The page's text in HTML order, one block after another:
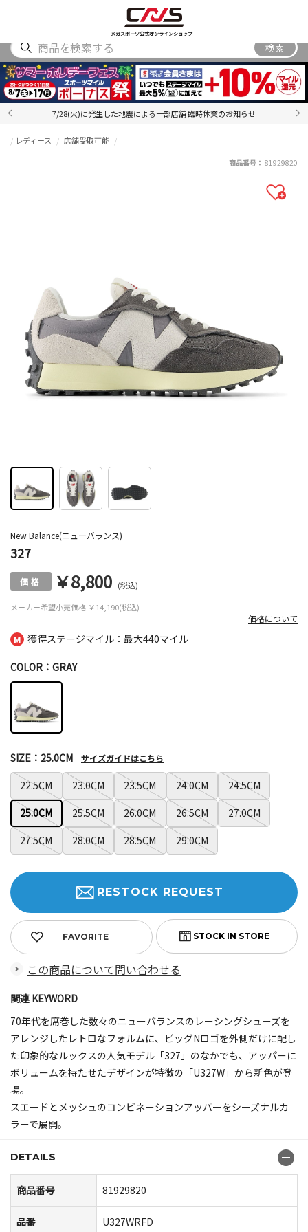
メガスポーツ公式オンラインショップ
ACCESSORY
検索
7/28(火)に発生した地震による一部店舗 臨時休業のお知らせ
獲得ステージマイル：最大440マイル
New Balance(ニューバランス)
327
レディース 店舗受取可能
メーカー希望小売価格 ￥14,190(税込)
￥8,800 (税込)
価格について
商品番号： 81929820
COLOR：GRAY
22.5CM 23.0CM 23.5CM 24.0CM
24.5CM
25.0CM
25.5CM 26.0CM 26.5CM
27.0CM
27.5CM
28.0CM 28.5CM 29.0CM
SIZE：25.0CM サイズガイドはこちら
FAVORITE
RESTOCK REQUEST
この商品について問い合わせる
関連 KEYWORD
70年代を席巻した数々のニューバランスのレーシングシューズを
アレンジしたレトロなフォルムに、ビッグNロゴを外側だけに配し
た印象的なルックスの人気モデル「327」のなかでも、アッパーに
ボリュームを持たせたデザインが特徴の「U327W」から新色が登
場。
スエードとメッシュのコンビネーションアッパーをシーズナルカ
ラーで展開。
DETAILS
商品番号 81929820
品番 U327WRFD